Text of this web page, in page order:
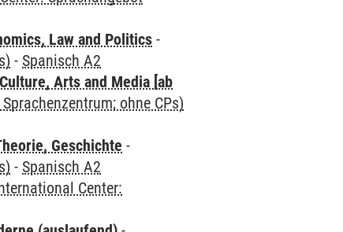
Law and Politics -
- Spanisch A2
Arts and Media [ab
ohne CPs)
Geschichte -
- Spanisch A2
Center: